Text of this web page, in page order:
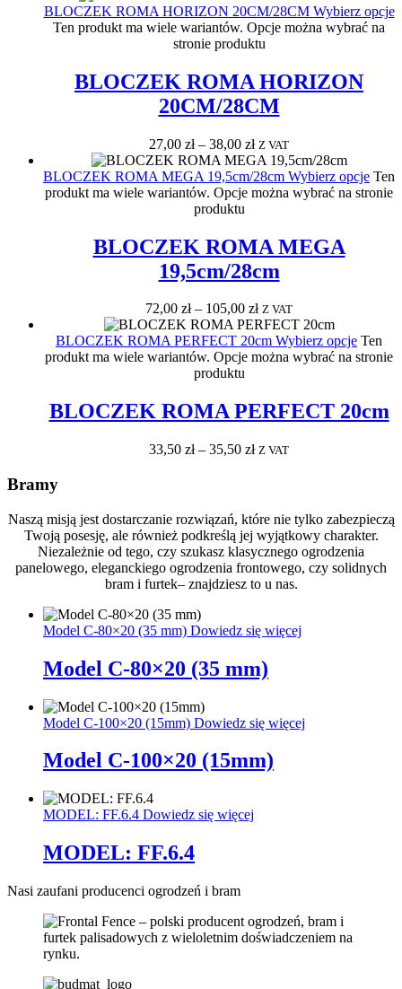
BLOCZEK ROMA HORIZON 20CM/28CM Wybierz opcje
Ten produkt ma wiele wariantów. Opcje można wybrać na
stronie produktu
BLOCZEK ROMA HORIZON
20CM/28CM
27,00 zł– 38,00 zł Z VAT
BLOCZEK ROMA MEGA 19,5cm/28cm Wybierz opcje Ten
produkt ma wiele wariantów. Opcje można wybrać na stronie
produktu
BLOCZEK ROMA MEGA
19,5cm/28cm
72,00 zł– 105,00 zł Z VAT
BLOCZEK ROMA PERFECT 20cm Wybierz opcje Ten
produkt ma wiele wariantów. Opcje można wybrać na stronie
produktu
BLOCZEK ROMA PERFECT 20cm
33,50 zł– 35,50 zł Z VAT
Bramy
Naszą misją jest dostarczanie rozwiązań, które nie tylko zabezpieczą
Twoją posesję, ale również podkreślą jej wyjątkowy charakter.
Niezależnie od tego, czy szukasz klasycznego ogrodzenia
panelowego, eleganckiego ogrodzenia frontowego, czy solidnych
bram i furtek– znajdziesz to u nas.
Model C-80×20 (35 mm) Dowiedz się więcej
Model C-80×20 (35 mm)
Model C-100×20 (15mm) Dowiedz się więcej
Model C-100×20 (15mm)
MODEL: FF.6.4 Dowiedz się więcej
MODEL: FF.6.4
Nasi zaufani producenci ogrodzeń i bram